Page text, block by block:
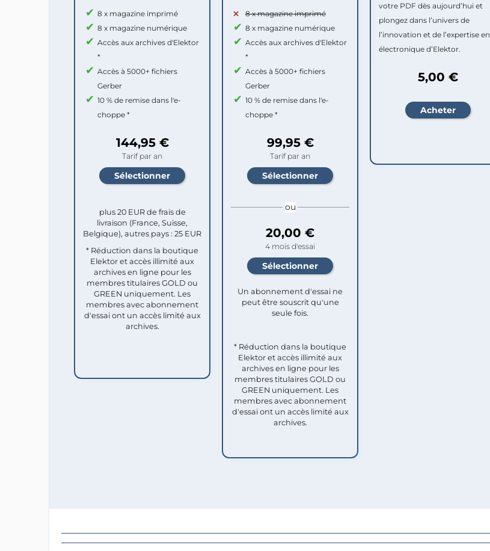
8 x magazine imprimé
8 x magazine numérique
Accès aux archives d'Elektor
*
Accès à 5000+ fichiers
Gerber
10 % de remise dans l'e-
choppe *
144,95 €
Tarif par an
plus 20 EUR de frais de
livraison (France, Suisse,
Belgique), autres pays : 25 EUR
* Réduction dans la boutique
Elektor et accès illimité aux
archives en ligne pour les
membres titulaires GOLD ou
GREEN uniquement. Les
membres avec abonnement
d'essai ont un accès limité aux
archives.
8 x magazine imprimé
8 x magazine numérique
Accès aux archives d'Elektor
*
Accès à 5000+ fichiers
Gerber
10 % de remise dans l'e-
choppe *
99,95 €
Tarif par an
ou
20,00 €
4 mois d'essai
Un abonnement d'essai ne
peut être souscrit qu'une
seule fois.​
* Réduction dans la boutique
Elektor et accès illimité aux
archives en ligne pour les
membres titulaires GOLD ou
GREEN uniquement. Les
membres avec abonnement
d'essai ont un accès limité aux
archives.
votre PDF dès aujourd’hui et
plongez dans l’univers de
l’innovation et de l’expertise en
électronique d’Elektor.
5,00 €